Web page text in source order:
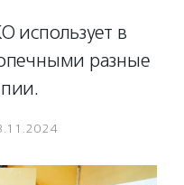
использует в
разные